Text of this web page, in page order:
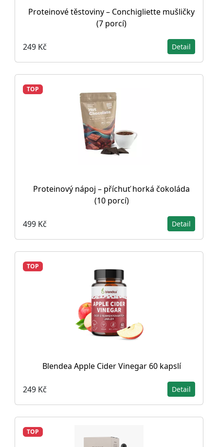
Proteinové těstoviny – Conchigliette mušličky
(7 porcí)
249 Kč Detail
TOP
Proteinový nápoj – příchuť horká čokoláda
(10 porcí)
499 Kč Detail
TOP
Blendea Apple Cider Vinegar 60 kapslí
249 Kč Detail
TOP